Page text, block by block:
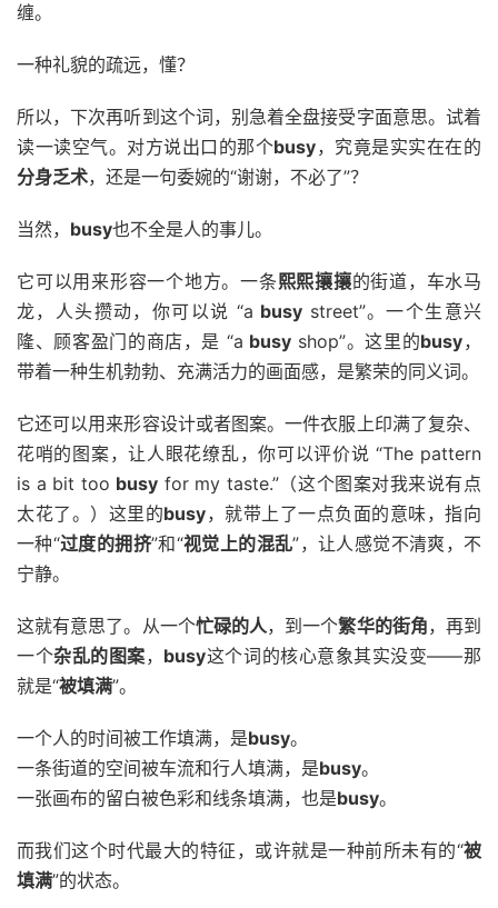
缠。
一种礼貌的疏远，懂？
所以，下次再听到这个词，别急着全盘接受字面意思。试着
读一读空气。对方说出口的那个busy，究竟是实实在在的
分身乏术，还是一句委婉的“谢谢，不必了”？
当然， busy也不全是人的事儿。
它可以用来形容一个地方。一条熙熙攘攘的街道，车水马
龙，人头攒动，你可以说 “a busy street”。一个生意兴
隆、顾客盈门的商店，是 “a busy shop”。这里的busy，
带着一种生机勃勃、充满活力的画面感，是繁荣的同义词。
它还可以用来形容设计或者图案。一件衣服上印满了复杂、
花哨的图案，让人眼花缭乱，你可以评价说 “The pattern
is a bit too busy for my taste.”（这个图案对我来说有点
太花了。）这里的busy，就带上了一点负面的意味，指向
一种“过度的拥挤”和“视觉上的混乱”，让人感觉不清爽，不
宁静。
这就有意思了。从一个忙碌的人，到一个繁华的街角，再到
一个杂乱的图案， busy这个词的核心意象其实没变——那
就是“被填满”。
一个人的时间被工作填满，是busy。
一条街道的空间被车流和行人填满，是busy。
一张画布的留白被色彩和线条填满，也是busy。
而我们这个时代最大的特征，或许就是一种前所未有的“被
填满”的状态。